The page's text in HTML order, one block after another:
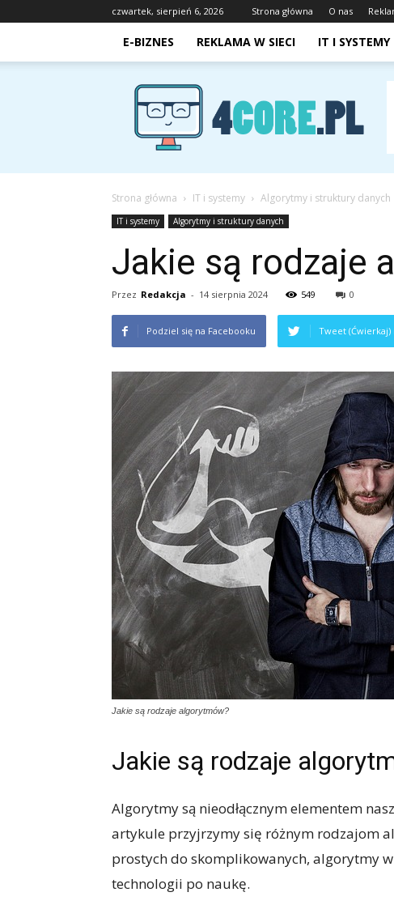
czwartek, sierpień 6, 2026 Strona główna O nas
E-BIZNES REKLAMA W SIECI IT I SYSTEMY
4core.pl
Strona główna IT i systemy Algorytmy i struktury danych
IT i systemy Algorytmy i struktury danych
Jakie są rodzaje
Przez Redakcja - 14 sierpnia 2024 549 0
Podziel się na Facebooku Tweet
Jakie są rodzaje algorytmów?
Jakie są rodzaje
Algorytmy są nieodłącznym elementem
artykule przyjrzymy się różnym rodzajom
prostych do skomplikowanych, algorytmy
technologii po naukę.